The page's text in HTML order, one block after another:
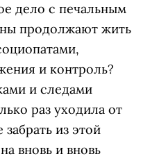
дело с печальным
продолжают жить
и контроль?
и следами
раз уходила от
из этой
вновь и вновь